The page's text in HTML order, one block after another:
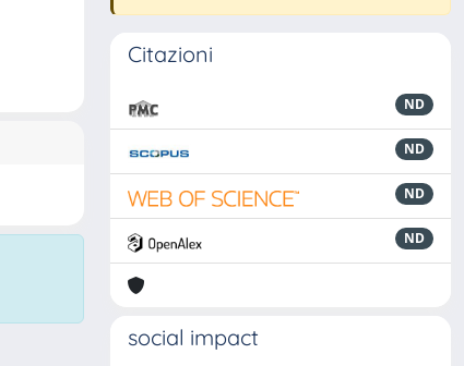
Citazioni
ND
ND
ND
ND
social impact